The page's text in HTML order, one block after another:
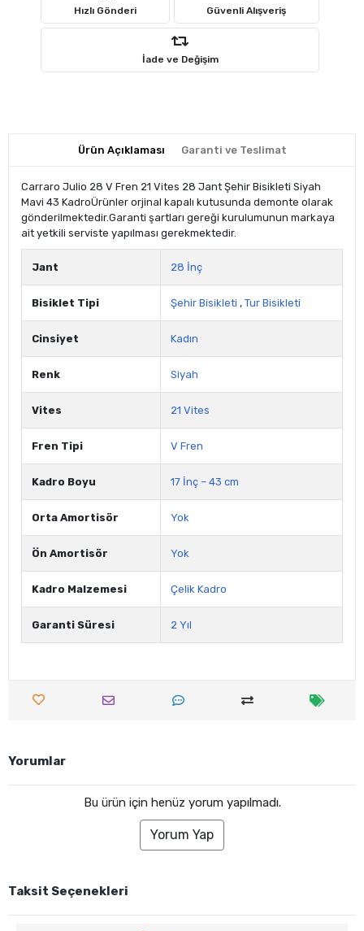
Hızlı Gönderi Güvenli Alışveriş
İade ve Değişim
Ürün Açıklaması Garanti ve Teslimat
Carraro Julio 28 V Fren 21 Vites 28 Jant Şehir Bisikleti Siyah
Mavi 43 KadroÜrünler orjinal kapalı kutusunda demonte olarak
gönderilmektedir.Garanti şartları gereği kurulumunun markaya
ait yetkili serviste yapılması gerekmektedir.
Jant 28 İnç
Bisiklet Tipi Şehir Bisikleti , Tur Bisikleti
Cinsiyet Kadın
Renk Siyah
Vites 21 Vites
Fren Tipi V Fren
Kadro Boyu 17 İnç – 43 cm
Orta Amortisör Yok
Ön Amortisör Yok
Kadro Malzemesi Çelik Kadro
Garanti Süresi 2 Yıl
Yorumlar
Bu ürün için henüz yorum yapılmadı.
Yorum Yap
Taksit Seçenekleri